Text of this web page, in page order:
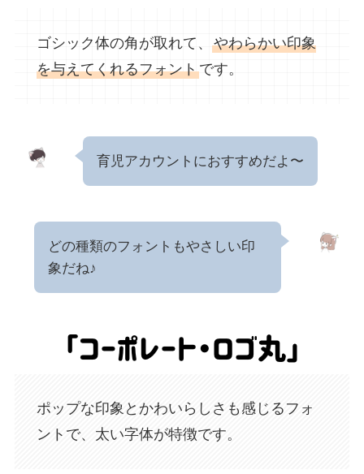
ゴシック体の角が取れて、 やわらかい印象
を与えてくれるフォントです。
育児アカウントにおすすめだよ〜
どの種類のフォントもやさしい印
象だね♪
ポップな印象とかわいらしさも感じるフォ
ントで、太い字体が特徴です。